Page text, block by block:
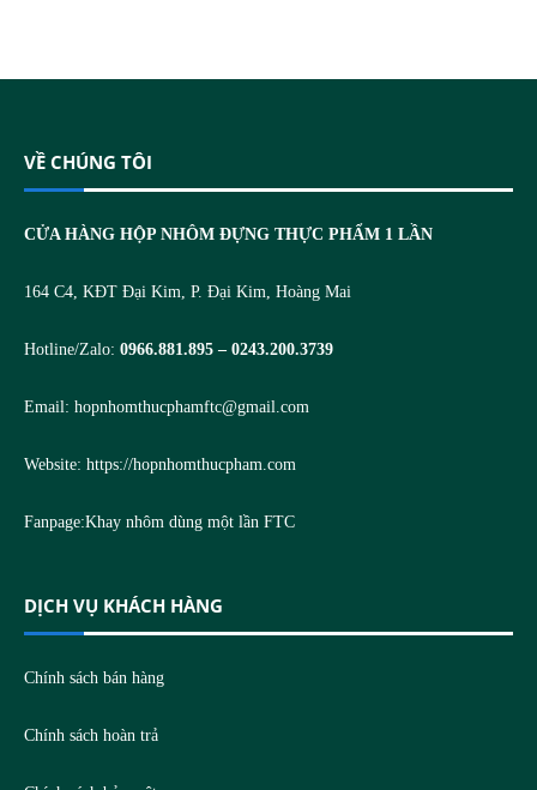
VỀ CHÚNG TÔI
CỬA HÀNG HỘP NHÔM ĐỰNG THỰC PHẨM 1 LẦN
164 C4, KĐT Đại Kim, P. Đại Kim, Hoàng Mai
Hotline/Zalo: 0966.881.895 – 0243.200.3739
Email: hopnhomthucphamftc@gmail.com
Website: https://hopnhomthucpham.com
Fanpage:Khay nhôm dùng một lần FTC
DỊCH VỤ KHÁCH HÀNG
Chính sách bán hàng
Chính sách hoàn trả